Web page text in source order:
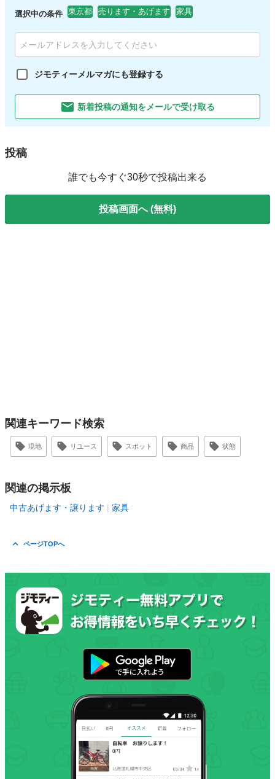
選択中の条件 東京都 売ります・あげます 家具
ジモティーメルマガにも登録する
新着投稿の通知をメールで受け取る
投稿
誰でも今すぐ30秒で投稿出来る
投稿画面へ (無料)
関連キーワード検索
現地 リユース スポット 商品 状態
関連の掲示板
中古あげます・譲ります 家具
ページTOPへ